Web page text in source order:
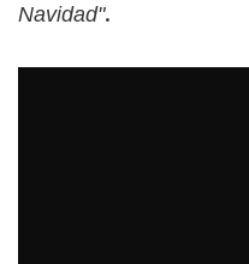
Navidad".